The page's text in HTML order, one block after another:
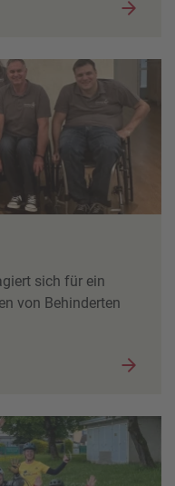
sich für ein
von Behinderten